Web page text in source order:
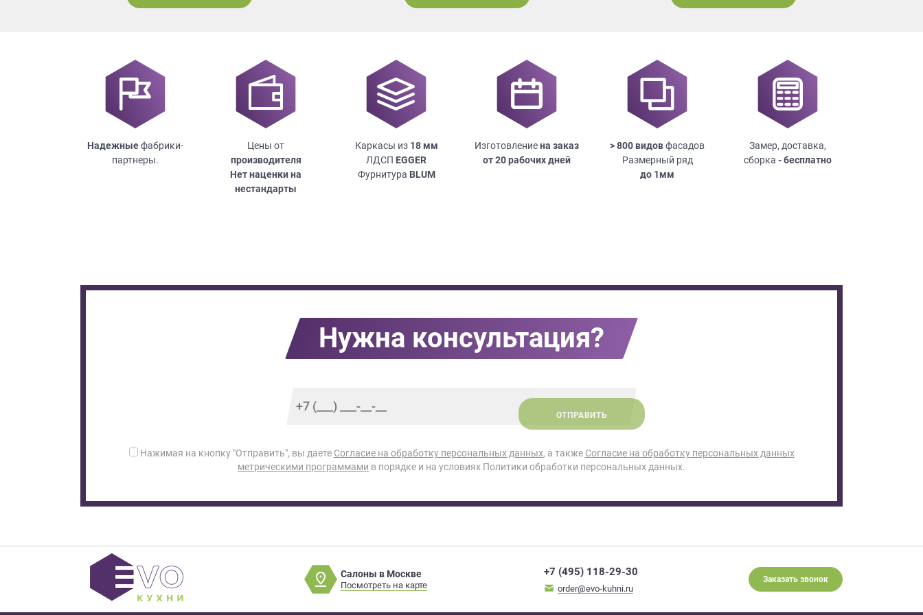
Надежныефабрики-
партнеры.
Цены от
производителя
Нет наценки на
нестандарты
Каркасы из 18мм
ЛДСП EGGER
Фурнитура BLUM
Изготовлениена заказ
от 20 рабочих дней
> 800 видовфасадов
Размерный ряд
до 1мм
Замер, доставка,
сборка - бесплатно
Нужна консультация?
ОТПРАВИТЬ
Нажимая на кнопку "Отправить", вы даете Согласие на обработку персональных данных, а также Согласие на обработку персональных данных
метрическими программами в порядке и на условиях Политики обработки персональных данных.
Салоны в Москве
Посмотреть на карте
+7 (495) 118-29-30
order@evo-kuhni.ru
Заказать звонок